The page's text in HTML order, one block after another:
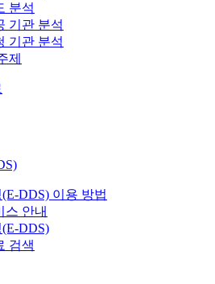
분석
기관 분석
기관 분석
제
DDS) 이용 방법
스 안내
DDS)
검색